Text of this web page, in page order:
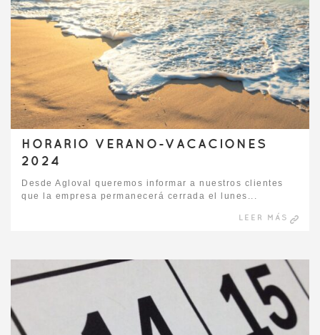
HORARIO VERANO-VACACIONES
2024
Desde Agloval queremos informar a nuestros clientes
que la empresa permanecerá cerrada el lunes...
LEER MÁS